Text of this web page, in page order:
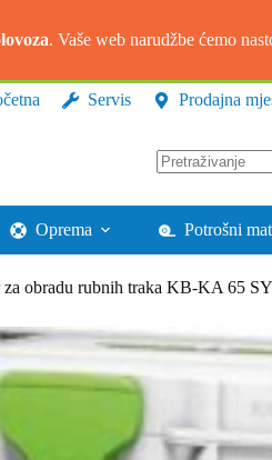
. Vaše web narudžbe ćemo
Servis Prodajna
rezultata.
Oprema Potrošni
za obradu rubnih traka KB-KA 65